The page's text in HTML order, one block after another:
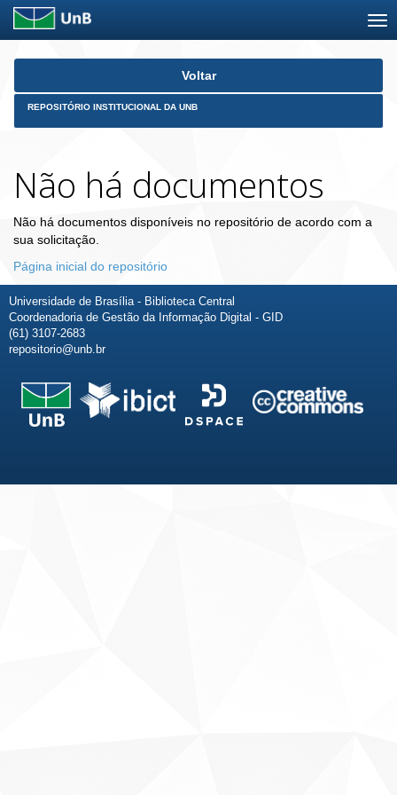
Skip
Voltar
REPOSITÓRIO INSTITUCIONAL DA UNB
Não há documentos
Não há documentos disponíveis no repositório de acordo com a
sua solicitação.
Página inicial do repositório
Universidade de Brasília - Biblioteca Central
Coordenadoria de Gestão da Informação Digital - GID
(61) 3107-2683
repositorio@unb.br